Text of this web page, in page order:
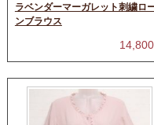
ラベンダーマーガレット刺繍ロ
ンブラウス
14,800